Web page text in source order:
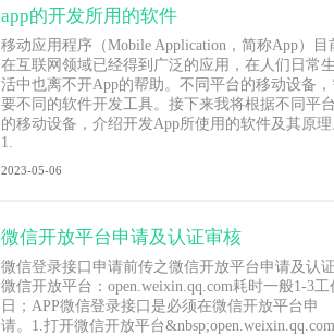
app的开发所用的软件
移动应用程序（Mobile Application，简称App）目
在互联网领域已经得到广泛的应用，在人们日常
活中也离不开App的帮助。不同平台的移动设备
要不同的软件开发工具。接下来我将根据不同平
的移动设备，介绍开发App所使用的软件及其原
1.
2023-05-06
微信开放平台申请及认证审核
微信登录接口申请前传之微信开放平台申请及认
微信开放平台：open.weixin.qq.com耗时一般1-3工
日；APP微信登录接口是必须在微信开放平台申
请。1.打开微信开放平台